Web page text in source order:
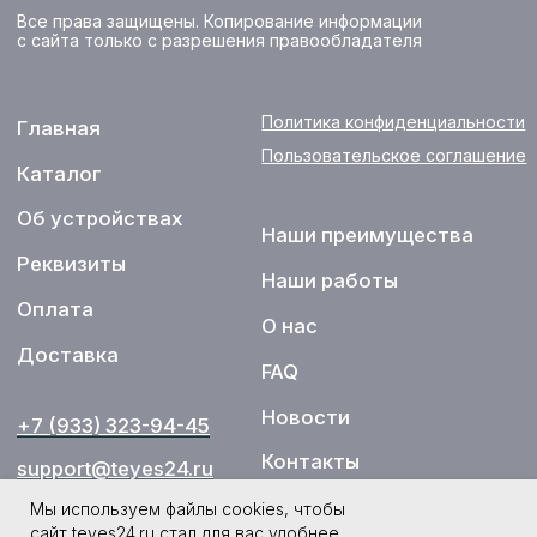
Мы используем файлы cookies, чтобы
сайт teyes24.ru стал для вас удобнее.